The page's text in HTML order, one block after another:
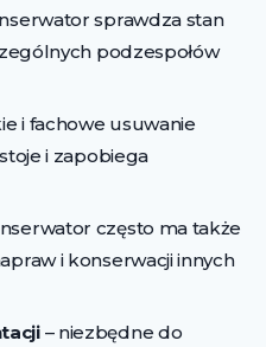
sprawdza stan
podzespołów
i fachowe usuwanie
i zapobiega
często ma także
i konserwacji innych
– niezbędne do